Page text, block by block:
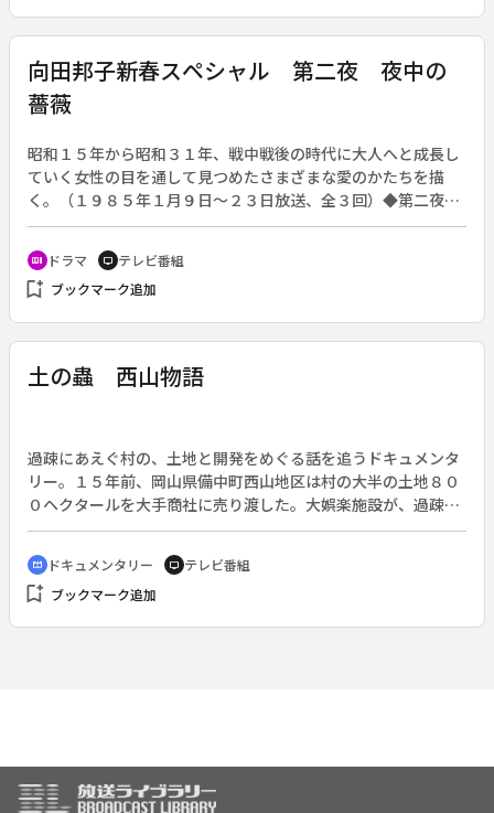
向田邦子新春スペシャル 第二夜 夜中の
薔薇
昭和１５年から昭和３１年、戦中戦後の時代に大人へと成長し
ていく女性の目を通して見つめたさまざまな愛のかたちを描
く。（１９８５年１月９日～２３日放送、全３回）◆第二夜
「夜中の薔薇」。昭和２２年早春、女学校５年生・１８歳にな
った陽子（石原真理子）は尊敬できる教師・スミ子（いしだあ
ゆみ）に出会って充実した毎日を送っていた。スミ子は陽子を
家へ招き、戦死した恋人の話を聞かせてくれた。あこがれの先
寝静まったはずのスミ子の部屋に男が忍び込むのを見てしま
う。
recent_actors ドラマ tv テレビ番組
bookmark_add ブックマーク追加
土の蟲 西山物語
過疎にあえぐ村の、土地と開発をめぐる話を追うドキュメンタ
リー。１５年前、岡山県備中町西山地区は村の大半の土地８０
０ヘクタールを大手商社に売り渡した。大娯楽施設が、過疎の
村に新しい時代をもたらすはずだった。が、列島改造論の勢い
がなくなると、商社は計画を放棄。荒れ果てた土地を１５年前
と同じ価格で町に返し撤退した。その後、広島の業者を中心
に、新たな開発の動きが出はじめた。
cinematic_blur ドキュメンタリー tv テレビ番組
bookmark_add ブックマーク追加